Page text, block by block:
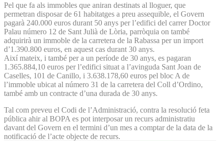
Pel que fa als immobles que aniran destinats al lloguer, que
permetran disposar de 61 habitatges a preu assequible, el Govern
pagarà 240.000 euros durant 50 anys per l’edifici del carrer Doctor
Palau número 12 de Sant Julià de Lòria, parròquia on també
adquirirà un immoble de la carretera de la Rabassa per un import
d’1.390.800 euros, en aquest cas durant 30 anys.
Així mateix, i també per a un període de 30 anys, es pagaran
1.365.884,10 euros per l’edifici situat a l’avinguda Sant Joan de
Caselles, 101 de Canillo, i 3.638.178,60 euros pel bloc A de
l’immoble ubicat al número 31 de la carretera del Coll d’Ordino,
també amb un contracte d’una durada de 30 anys.
Tal com preveu el Codi de l’Administració, contra la resolució feta
pública ahir al BOPA es pot interposar un recurs administratiu
davant del Govern en el termini d’un mes a comptar de la data de la
notificació de l’acte objecte de recurs.